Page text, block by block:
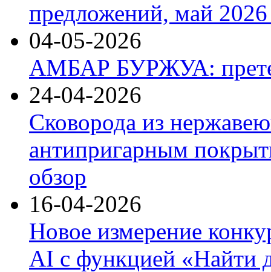
предложений, май 2026
04-05-2026
АМБАР БУРЖУА:
24-04-2026
Сковорода из
антипригарным
обзор
16-04-2026
Новое измерение
AI с функцией «Найти